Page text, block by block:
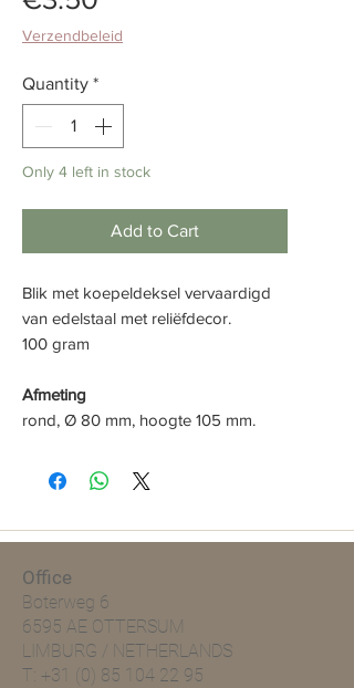
Verzendbeleid
Quantity *
Only 4 left in stock
Add to Cart
Blik met koepeldeksel vervaardigd
van edelstaal met reliëfdecor.
100 gram
Afmeting
rond, Ø 80 mm, hoogte 105 mm.
Office
Boterweg 6
6595 AE OTTERSUM
LIMBURG / NETHERLANDS
T: +31 (0) 85 104 22 95